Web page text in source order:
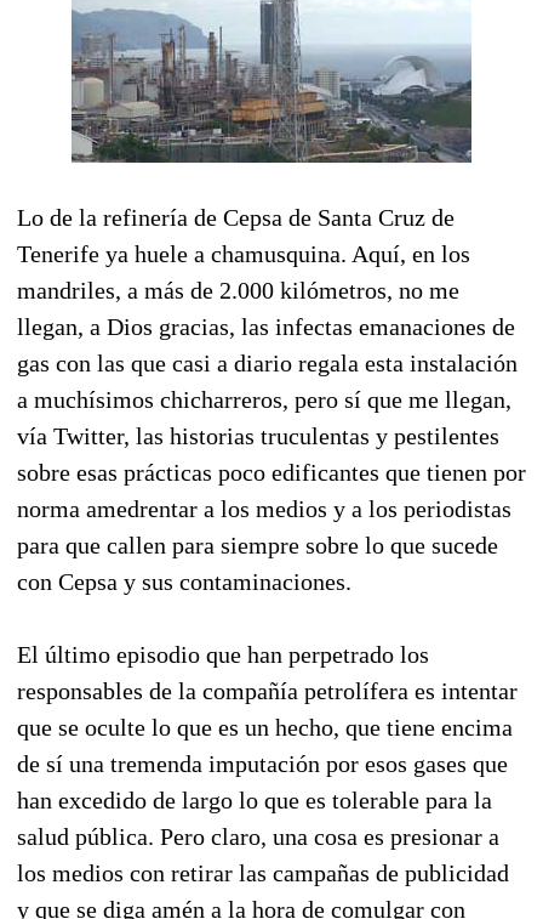
Lo de la refinería de Cepsa de Santa Cruz de
Tenerife ya huele a chamusquina. Aquí, en los
mandriles, a más de 2.000 kilómetros, no me
llegan, a Dios gracias, las infectas emanaciones de
gas con las que casi a diario regala esta instalación
a muchísimos chicharreros, pero sí que me llegan,
vía Twitter, las historias truculentas y pestilentes
sobre esas prácticas poco edificantes que tienen por
norma amedrentar a los medios y a los periodistas
para que callen para siempre sobre lo que sucede
con Cepsa y sus contaminaciones.
El último episodio que han perpetrado los
responsables de la compañía petrolífera es intentar
que se oculte lo que es un hecho, que tiene encima
de sí una tremenda imputación por esos gases que
han excedido de largo lo que es tolerable para la
salud pública. Pero claro, una cosa es presionar a
los medios con retirar las campañas de publicidad
y que se diga amén a la hora de comulgar con